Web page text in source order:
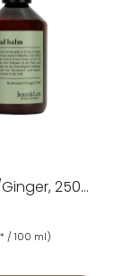
250
/ 100 ml)